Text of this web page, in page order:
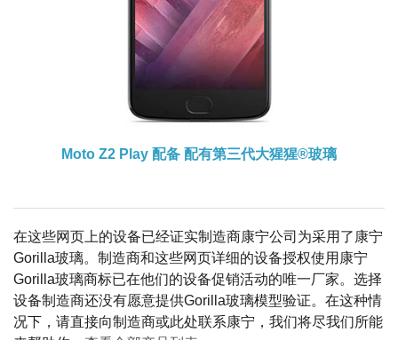
Moto Z2 Play 配备 配有第三代大猩猩®玻璃
在这些网页上的设备已经证实制造商康宁公司为采用了康宁
Gorilla玻璃。制造商和这些网页详细的设备授权使用康宁
Gorilla玻璃商标已在他们的设备促销活动的唯一厂家。选择
设备制造商还没有愿意提供Gorilla玻璃模型验证。在这种情
况下，请直接向制造商或此处联系康宁，我们将尽我们所能